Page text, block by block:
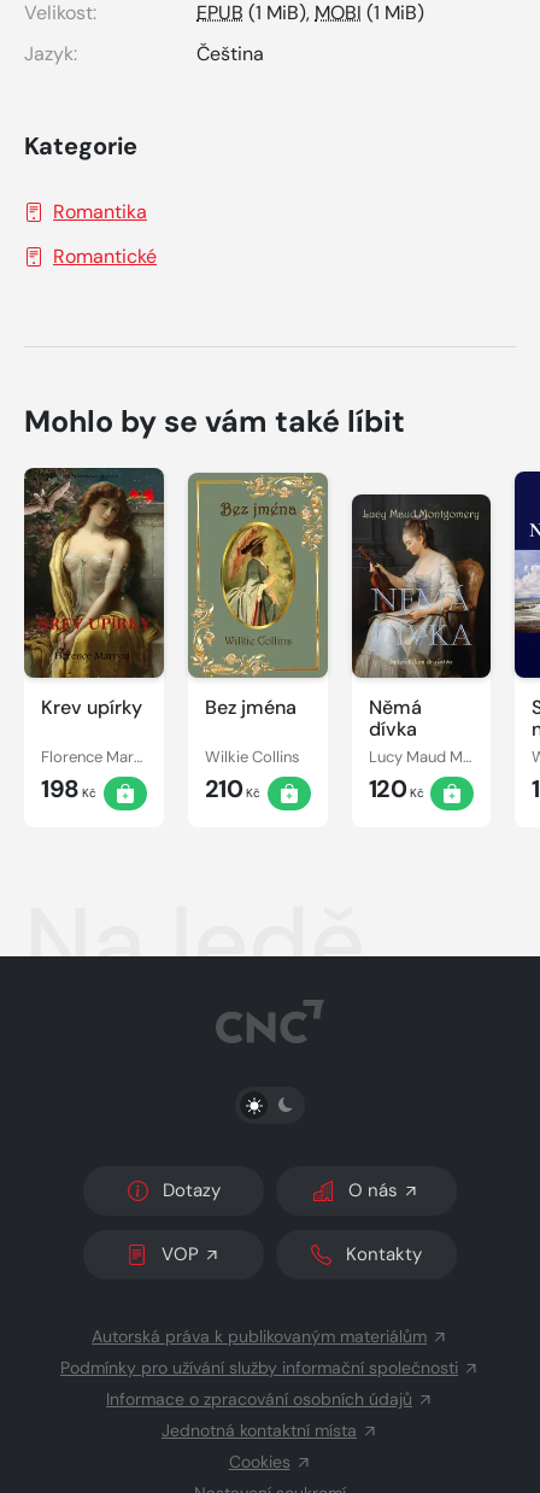
Velikost:
EPUB (1 MiB), MOBI (1 MiB)
Jazyk:
Čeština
Kategorie
Romantika
Romantické
Mohlo by se vám také líbit
Krev upírky
Florence Marryat
198 Kč
Bez jména
Wilkie Collins
210Kč
Němá
dívka
Lucy Maud Montgomery
120Kč
Na ledě
PŘEPNOUT SVĚTLÝ/TMAVÝ REŽIM
Dotazy O nás
VOP Kontakty
Autorská práva k publikovaným materiálům
Podmínky pro užívání služby informační společnosti
Informace o zpracování osobních údajů
Jednotná kontaktní místa
Cookies